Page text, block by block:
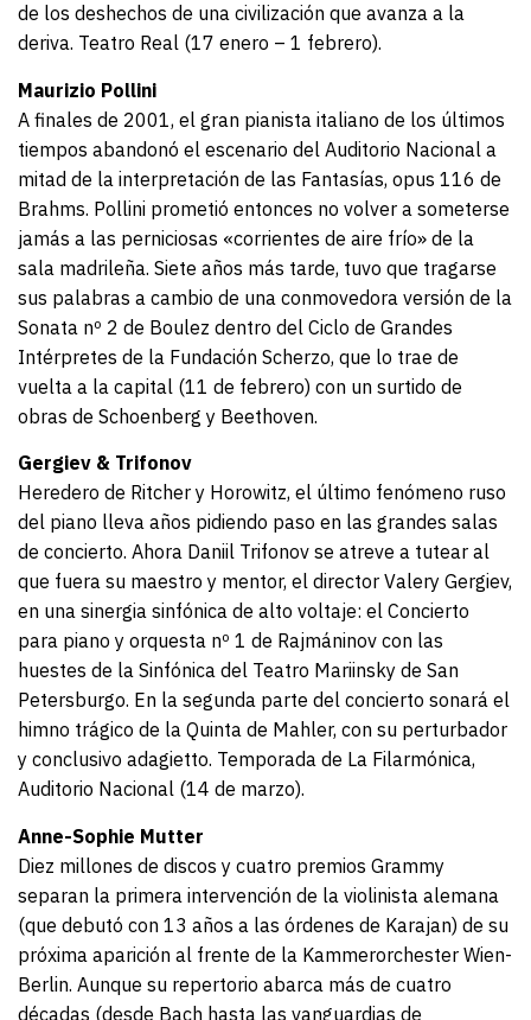
de los deshechos de una civilización que avanza a la
deriva. Teatro Real (17 enero – 1 febrero).
Maurizio Pollini
A finales de 2001, el gran pianista italiano de los últimos
tiempos abandonó el escenario del Auditorio Nacional a
mitad de la interpretación de las Fantasías, opus 116 de
Brahms. Pollini prometió entonces no volver a someterse
jamás a las perniciosas «corrientes de aire frío» de la
sala madrileña. Siete años más tarde, tuvo que tragarse
sus palabras a cambio de una conmovedora versión de la
Sonata nº 2 de Boulez dentro del Ciclo de Grandes
Intérpretes de la Fundación Scherzo, que lo trae de
vuelta a la capital (11 de febrero) con un surtido de
obras de Schoenberg y Beethoven.
Gergiev & Trifonov
Heredero de Ritcher y Horowitz, el último fenómeno ruso
del piano lleva años pidiendo paso en las grandes salas
de concierto. Ahora Daniil Trifonov se atreve a tutear al
que fuera su maestro y mentor, el director Valery Gergiev,
en una sinergia sinfónica de alto voltaje: el Concierto
para piano y orquesta nº 1 de Rajmáninov con las
huestes de la Sinfónica del Teatro Mariinsky de San
Petersburgo. En la segunda parte del concierto sonará el
himno trágico de la Quinta de Mahler, con su perturbador
y conclusivo adagietto. Temporada de La Filarmónica,
Auditorio Nacional (14 de marzo).
Anne-Sophie Mutter
Diez millones de discos y cuatro premios Grammy
separan la primera intervención de la violinista alemana
(que debutó con 13 años a las órdenes de Karajan) de su
próxima aparición al frente de la Kammerorchester Wien-
Berlin. Aunque su repertorio abarca más de cuatro
décadas (desde Bach hasta las vanguardias de